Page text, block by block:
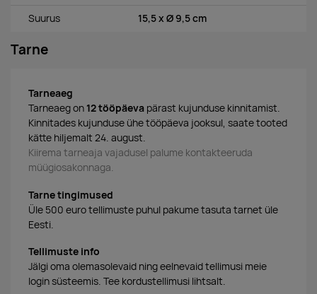
Suurus 15,5 x Ø 9,5 cm
Tarne
Tarneaeg
Tarneaeg on 12 tööpäeva pärast kujunduse kinnitamist.
Kinnitades kujunduse ühe tööpäeva jooksul, saate tooted
kätte hiljemalt 24. august.
Kiirema tarneaja vajadusel palume kontakteeruda
müügiosakonnaga.
Tarne tingimused
Üle 500 euro tellimuste puhul pakume tasuta tarnet üle
Eesti.
Tellimuste info
Jälgi oma olemasolevaid ning eelnevaid tellimusi meie
login süsteemis. Tee kordustellimusi lihtsalt.